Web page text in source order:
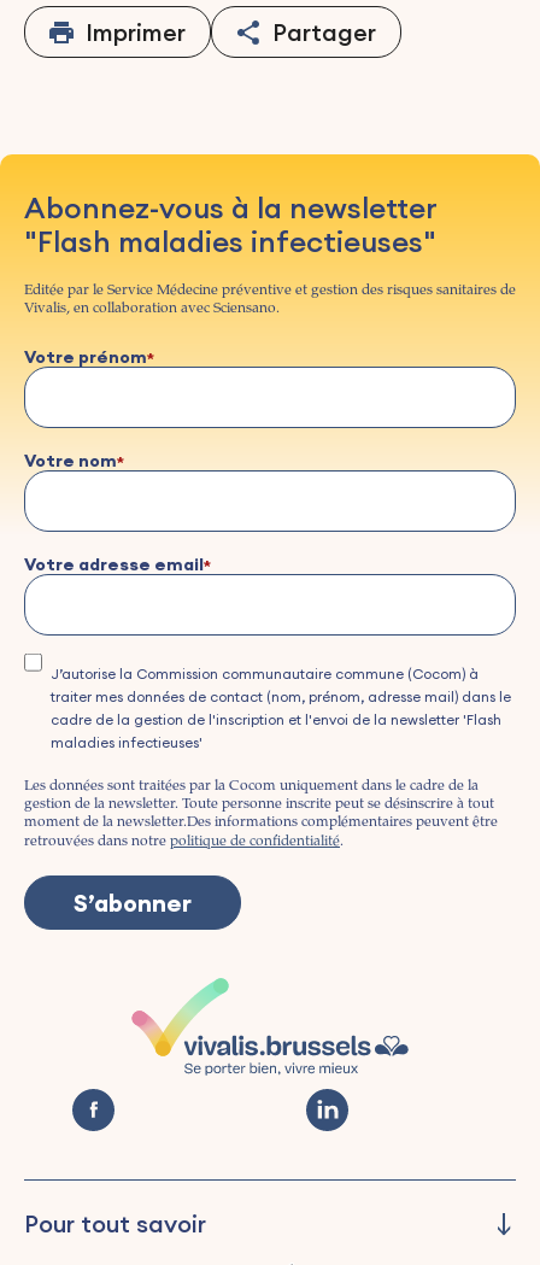
Imprimer Partager
Abonnez-vous à la newsletter
"Flash maladies infectieuses"
Editée par le Service Médecine préventive et gestion des risques sanitaires de
Vivalis, en collaboration avec Sciensano.
Votre prénom
Votre nom
Votre adresse email
J’autorise la Commission communautaire commune (Cocom) à
traiter mes données de contact (nom, prénom, adresse mail) dans le
cadre de la gestion de l'inscription et l'envoi de la newsletter 'Flash
maladies infectieuses'
Les données sont traitées par la Cocom uniquement dans le cadre de la
gestion de la newsletter. Toute personne inscrite peut se désinscrire à tout
moment de la newsletter.Des informations complémentaires peuvent être
retrouvées dans notre politique de confidentialité.
Pour tout savoir